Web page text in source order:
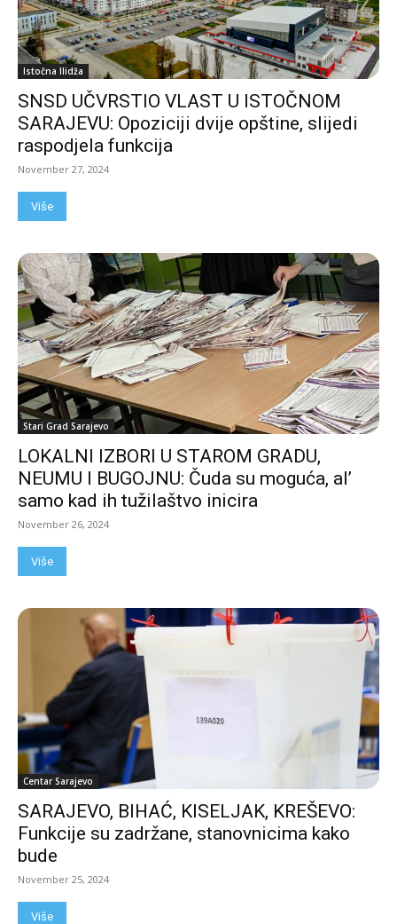
Istočna Ilidža
SNSD UČVRSTIO VLAST U ISTOČNOM
SARAJEVU: Opoziciji dvije opštine, slijedi
raspodjela funkcija
November 27, 2024
Više
Stari Grad Sarajevo
LOKALNI IZBORI U STAROM GRADU,
NEUMU I BUGOJNU: Čuda su moguća, al’
samo kad ih tužilaštvo inicira
November 26, 2024
Više
Centar Sarajevo
SARAJEVO, BIHAĆ, KISELJAK, KREŠEVO:
Funkcije su zadržane, stanovnicima kako
bude
November 25, 2024
Više